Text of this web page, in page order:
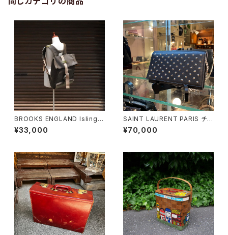
BROOKS ENGLAND Islingto
n Rucksack
¥33,000
SAINT LAURENT PARIS チェ
ーンショルダーウォレット
¥70,000